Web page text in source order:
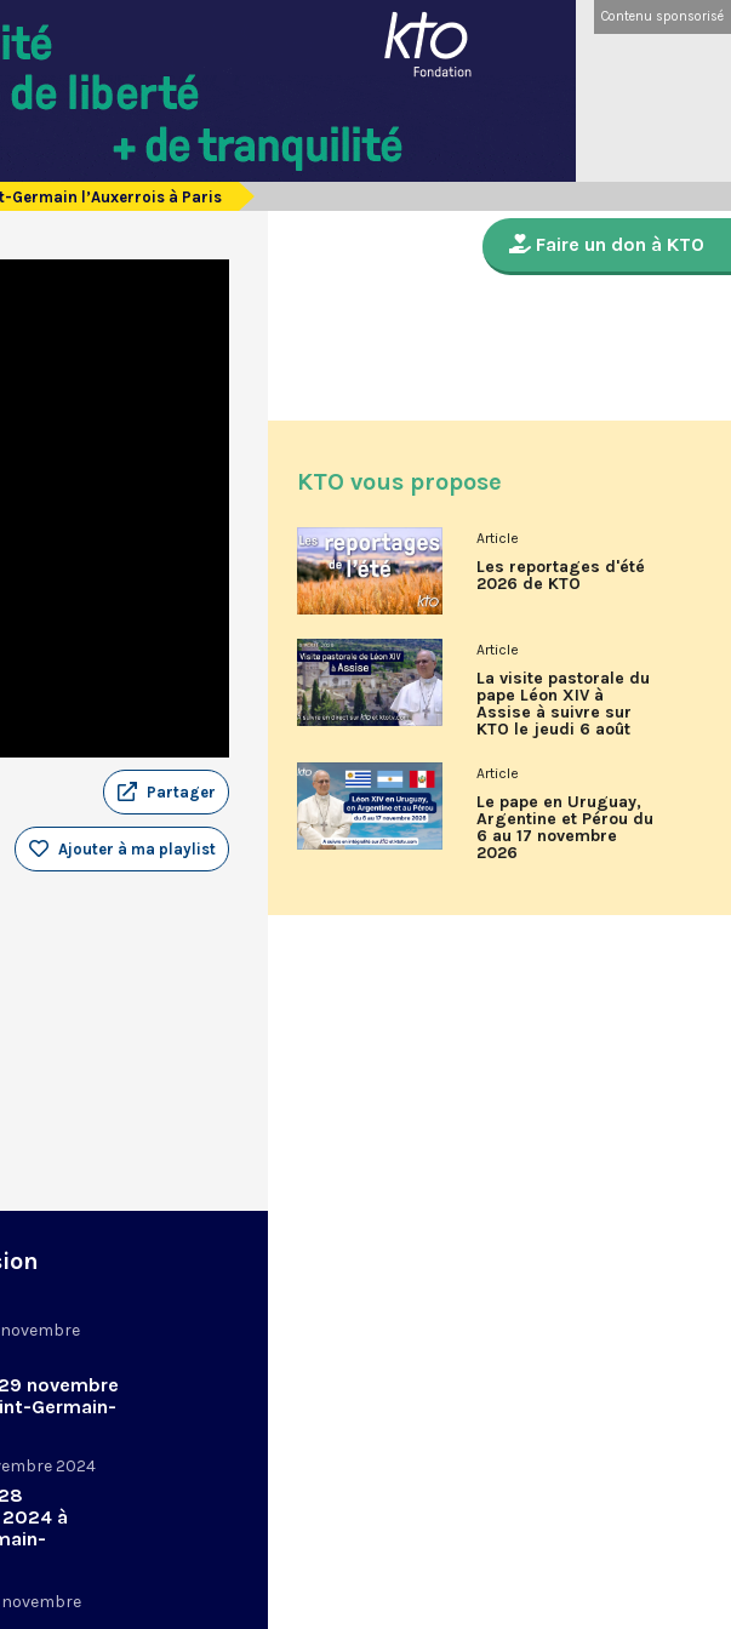
Contenu sponsorisé
Germain l’Auxerrois à Paris
Partager
Ajouter à ma playlist
novembre
Germain-
2024
à
Faire un don à KTO
KTO vous propose
Article
Les reportages d'été
2026 de KTO
Article
La visite pastorale du
pape Léon XIV à
Assise à suivre sur
KTO le jeudi 6 août
Article
Le pape en Uruguay,
Argentine et Pérou du
6 au 17 novembre
2026